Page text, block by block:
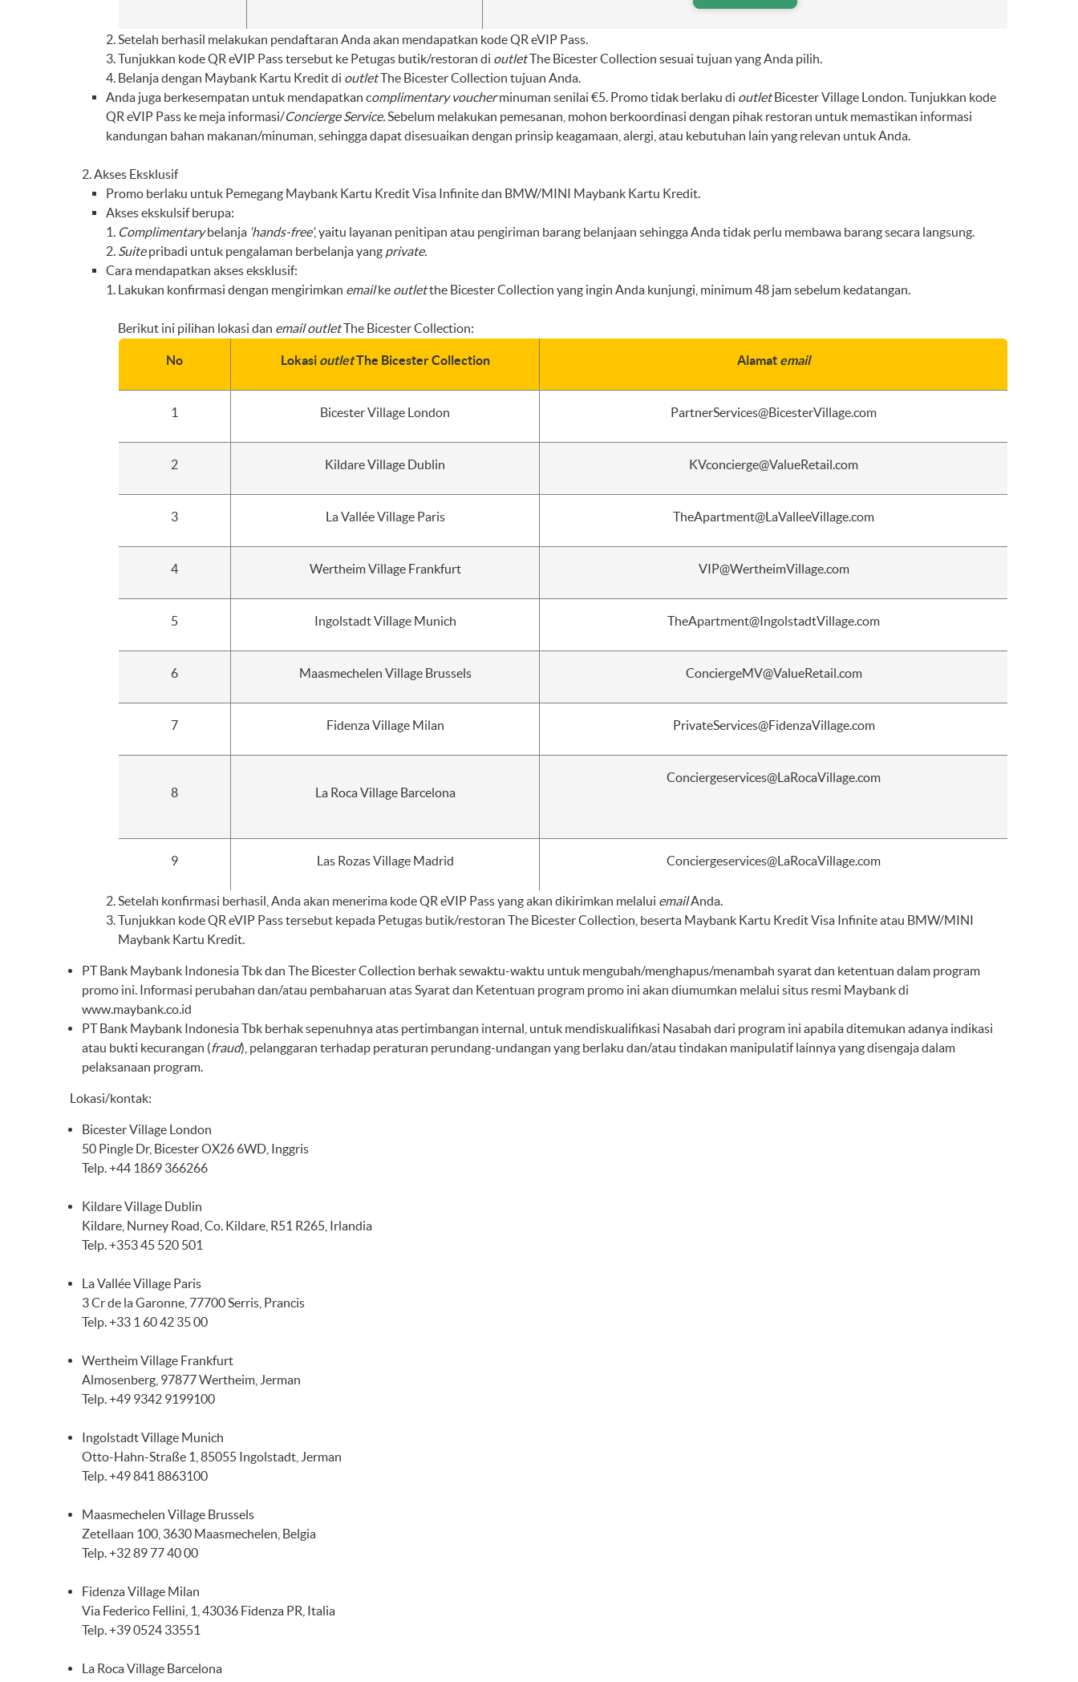
Setelah berhasil melakukan pendaftaran Anda akan mendapatkan kode QR eVIP Pass.
Tunjukkan kode QR eVIP Pass tersebut ke Petugas butik/restoran di outletThe Bicester Collection sesuai tujuan yang Anda pilih.
Belanja dengan Maybank Kartu Kredit di outletThe Bicester Collection tujuan Anda.
Anda juga berkesempatan untuk mendapatkan complimentary voucherminuman senilai €5. Promo tidak berlaku di outletBicester Village London. Tunjukkan kode
QR eVIP Pass ke meja informasi/Concierge Service.Sebelum melakukan pemesanan, mohon berkoordinasi dengan pihak restoran untuk memastikan informasi
kandungan bahan makanan/minuman, sehingga dapat disesuaikan dengan prinsip keagamaan, alergi, atau kebutuhan lain yang relevan untuk Anda.
Akses Eksklusif
Promo berlaku untuk Pemegang Maybank Kartu Kredit Visa Infinite dan BMW/MINI Maybank Kartu Kredit.
Akses ekskulsif berupa:
Complimentarybelanja ‘hands-free’, yaitu layanan penitipan atau pengiriman barang belanjaan sehingga Anda tidak perlu membawa barang secara langsung.
Suitepribadi untuk pengalaman berbelanja yang private.
Cara mendapatkan akses eksklusif:
Lakukan konfirmasi dengan mengirimkan emailke outletthe Bicester Collection yang ingin Anda kunjungi, minimum 48 jam sebelum kedatangan.
Berikut ini pilihan lokasi dan email outletThe Bicester Collection:
No Lokasi outletThe Bicester Collection Alamat email
1 Bicester Village London PartnerServices@BicesterVillage.com
2 Kildare Village Dublin KVconcierge@ValueRetail.com
3 La Vallée Village Paris TheApartment@LaValleeVillage.com
4 Wertheim Village Frankfurt VIP@WertheimVillage.com
5 Ingolstadt Village Munich TheApartment@IngolstadtVillage.com
6 Maasmechelen Village Brussels ConciergeMV@ValueRetail.com
7 Fidenza Village Milan PrivateServices@FidenzaVillage.com
8 La Roca Village Barcelona
Conciergeservices@LaRocaVillage.com
9 Las Rozas Village Madrid Conciergeservices@LaRocaVillage.com
Setelah konfirmasi berhasil, Anda akan menerima kode QR eVIP Pass yang akan dikirimkan melalui emailAnda.
Tunjukkan kode QR eVIP Pass tersebut kepada Petugas butik/restoran The Bicester Collection, beserta Maybank Kartu Kredit Visa Infinite atau BMW/MINI
Maybank Kartu Kredit.
PT Bank Maybank Indonesia Tbk dan The Bicester Collection berhak sewaktu-waktu untuk mengubah/menghapus/menambah syarat dan ketentuan dalam program
promo ini. Informasi perubahan dan/atau pembaharuan atas Syarat dan Ketentuan program promo ini akan diumumkan melalui situs resmi Maybank di
www.maybank.co.id
PT Bank Maybank Indonesia Tbk berhak sepenuhnya atas pertimbangan internal, untuk mendiskualifikasi Nasabah dari program ini apabila ditemukan adanya indikasi
atau bukti kecurangan (fraud), pelanggaran terhadap peraturan perundang-undangan yang berlaku dan/atau tindakan manipulatif lainnya yang disengaja dalam
pelaksanaan program.
Lokasi/kontak:
Bicester Village London
50 Pingle Dr, Bicester OX26 6WD, Inggris
Telp. +44 1869 366266
Kildare Village Dublin
Kildare, Nurney Road, Co. Kildare, R51 R265, Irlandia
Telp. +353 45 520 501
La Vallée Village Paris
3 Cr de la Garonne, 77700 Serris, Prancis
Telp. +33 1 60 42 35 00
Wertheim Village Frankfurt
Almosenberg, 97877 Wertheim, Jerman
Telp. +49 9342 9199100
Ingolstadt Village Munich
Otto-Hahn-Straße 1, 85055 Ingolstadt, Jerman
Telp. +49 841 8863100
Maasmechelen Village Brussels
Zetellaan 100, 3630 Maasmechelen, Belgia
Telp. +32 89 77 40 00
Fidenza Village Milan
Via Federico Fellini, 1, 43036 Fidenza PR, Italia
Telp. +39 0524 33551
La Roca Village Barcelona